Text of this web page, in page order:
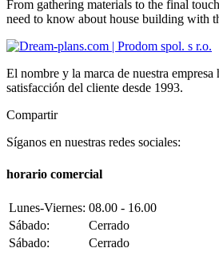
From gathering materials to the final
need to know about house building with
El nombre y la marca de nuestra
satisfacción del cliente desde 1993.
Compartir
Síganos en nuestras redes sociales:
horario comercial
Lunes-Viernes: 08.00 - 16.00
Sábado:
Cerrado
Sábado:
Cerrado